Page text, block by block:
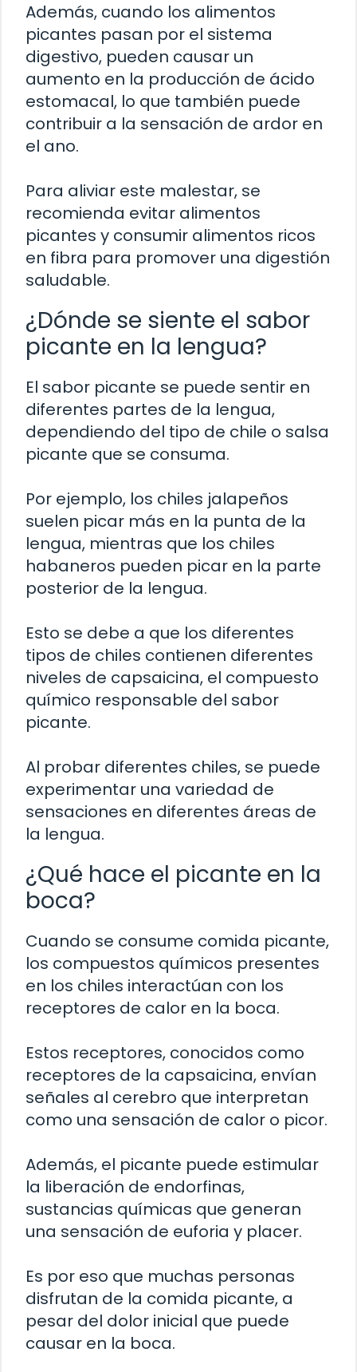
Además, cuando los alimentos
picantes pasan por el sistema
digestivo, pueden causar un
aumento en la producción de ácido
estomacal, lo que también puede
contribuir a la sensación de ardor en
el ano.
Para aliviar este malestar, se
recomienda evitar alimentos
picantes y consumir alimentos ricos
en fibra para promover una digestión
saludable.
¿Dónde se siente el sabor
picante en la lengua?
El sabor picante se puede sentir en
diferentes partes de la lengua,
dependiendo del tipo de chile o salsa
picante que se consuma.
Por ejemplo, los chiles jalapeños
suelen picar más en la punta de la
lengua, mientras que los chiles
habaneros pueden picar en la parte
posterior de la lengua.
Esto se debe a que los diferentes
tipos de chiles contienen diferentes
niveles de capsaicina, el compuesto
químico responsable del sabor
picante.
Al probar diferentes chiles, se puede
experimentar una variedad de
sensaciones en diferentes áreas de
la lengua.
¿Qué hace el picante en la
boca?
Cuando se consume comida picante,
los compuestos químicos presentes
en los chiles interactúan con los
receptores de calor en la boca.
Estos receptores, conocidos como
receptores de la capsaicina, envían
señales al cerebro que interpretan
como una sensación de calor o picor.
Además, el picante puede estimular
la liberación de endorfinas,
sustancias químicas que generan
una sensación de euforia y placer.
Es por eso que muchas personas
disfrutan de la comida picante, a
pesar del dolor inicial que puede
causar en la boca.